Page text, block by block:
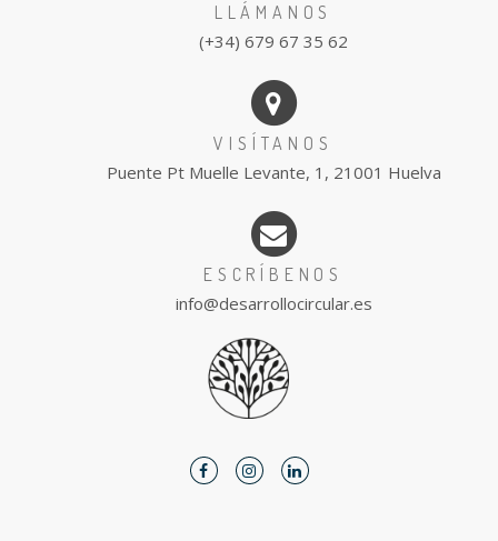
LLÁMANOS
(+34) 679 67 35 62
VISÍTANOS
Puente Pt Muelle Levante, 1, 21001 Huelva
ESCRÍBENOS
info@desarrollocircular.es
FacebookInstagramLinkedIn